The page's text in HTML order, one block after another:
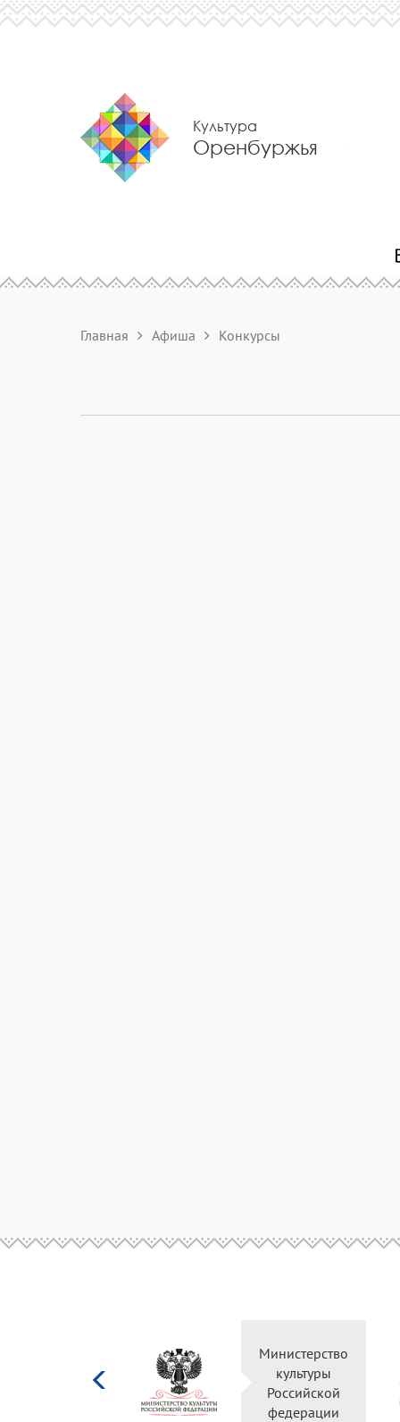
Культура
Оренбуржья
Главная Афиша Конкурсы
Министерство
культуры
Российской
федерации